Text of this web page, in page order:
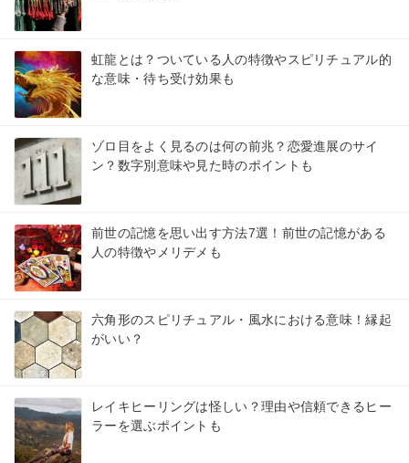
虹龍とは？ついている人の特徴やスピリチュアル的
な意味・待ち受け効果も
ゾロ目をよく見るのは何の前兆？恋愛進展のサイ
ン？数字別意味や見た時のポイントも
前世の記憶を思い出す方法7選！前世の記憶がある
人の特徴やメリデメも
六角形のスピリチュアル・風水における意味！縁起
がいい？
レイキヒーリングは怪しい？理由や信頼できるヒー
ラーを選ぶポイントも